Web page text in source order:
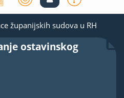
županijskih sudova u RH
ostavinskog